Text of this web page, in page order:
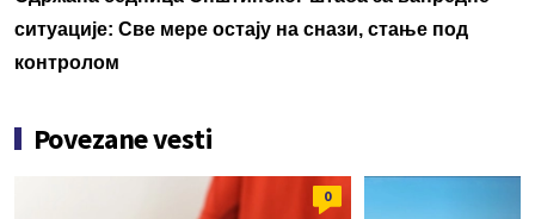
ситуације: Све мере остају на снази, стање под
контролом
Povezane vesti
0